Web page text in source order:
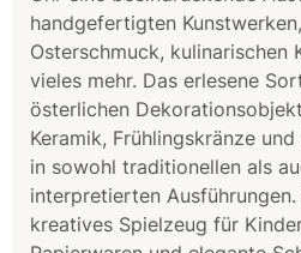
handgefertigten
Osterschmuck, kulinarischen
vieles mehr. Das erlesene
österlichen
Keramik, Frühlingskränze
in sowohl traditionellen als
interpretierten
kreatives Spielzeug für